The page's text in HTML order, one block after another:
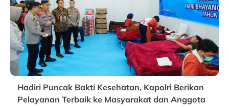
Hadiri Puncak Bakti Kesehatan, Kapolri Berikan
Pelayanan Terbaik ke Masyarakat dan Anggota